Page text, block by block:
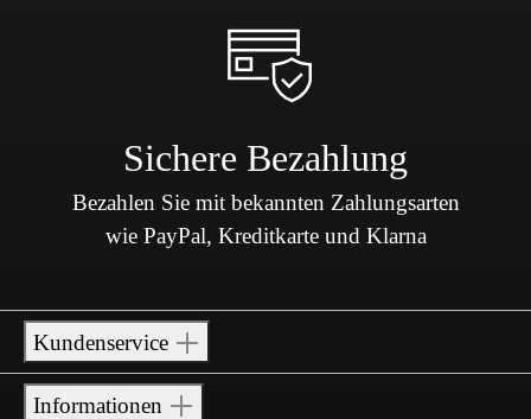
Sichere Bezahlung
Bezahlen Sie mit bekannten Zahlungsarten
wie PayPal, Kreditkarte und Klarna
Kundenservice
Informationen